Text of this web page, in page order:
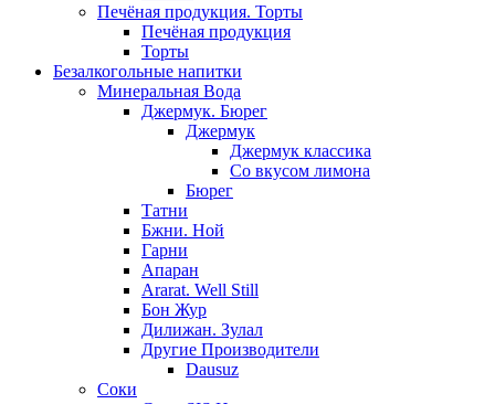
Печёная продукция. Торты
Печёная продукция
Торты
Безалкогольные напитки
Минеральная Вода
Джермук. Бюрег
Джермук
Джермук классика
Со вкусом лимона
Бюрег
Татни
Бжни. Ной
Гарни
Апаран
Ararat. Well Still
Бон Жур
Дилижан. Зулал
Другие Производители
Dausuz
Соки